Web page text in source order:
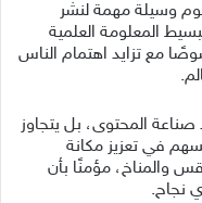
وسيلة مهمة لنشر
المعلومة العلمية
مع تزايد اهتمام الناس
المحتوى، بل يتجاوز
في تعزيز مكانة
والمناخ، مؤمنًا بأن
نجاح.